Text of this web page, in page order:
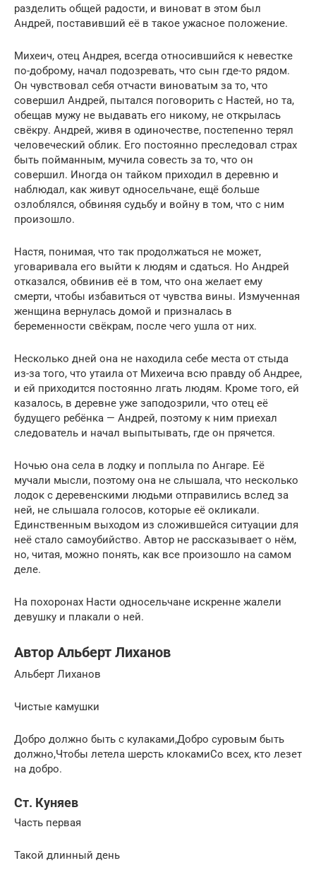
разделить общей радости, и виноват в этом был
Андрей, поставивший её в такое ужасное положение.
Михеич, отец Андрея, всегда относившийся к невестке
по-доброму, начал подозревать, что сын где-то рядом.
Он чувствовал себя отчасти виноватым за то, что
совершил Андрей, пытался поговорить с Настей, но та,
обещав мужу не выдавать его никому, не открылась
свёкру. Андрей, живя в одиночестве, постепенно терял
человеческий облик. Его постоянно преследовал страх
быть пойманным, мучила совесть за то, что он
совершил. Иногда он тайком приходил в деревню и
наблюдал, как живут односельчане, ещё больше
озлоблялся, обвиняя судьбу и войну в том, что с ним
произошло.
Настя, понимая, что так продолжаться не может,
уговаривала его выйти к людям и сдаться. Но Андрей
отказался, обвинив её в том, что она желает ему
смерти, чтобы избавиться от чувства вины. Измученная
женщина вернулась домой и призналась в
беременности свёкрам, после чего ушла от них.
Несколько дней она не находила себе места от стыда
из-за того, что утаила от Михеича всю правду об Андрее,
и ей приходится постоянно лгать людям. Кроме того, ей
казалось, в деревне уже заподозрили, что отец её
будущего ребёнка — Андрей, поэтому к ним приехал
следователь и начал выпытывать, где он прячется.
Ночью она села в лодку и поплыла по Ангаре. Её
мучали мысли, поэтому она не слышала, что несколько
лодок с деревенскими людьми отправились вслед за
ней, не слышала голосов, которые её окликали.
Единственным выходом из сложившейся ситуации для
неё стало самоубийство. Автор не рассказывает о нём,
но, читая, можно понять, как все произошло на самом
деле.
На похоронах Насти односельчане искренне жалели
девушку и плакали о ней.
Автор Альберт Лиханов
Альберт Лиханов
Чистые камушки
Добро должно быть с кулаками,Добро суровым быть
должно,Чтобы летела шерсть клокамиСо всех, кто лезет
на добро.
Ст. Куняев
Часть первая
Такой длинный день